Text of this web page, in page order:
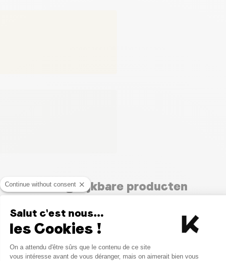
Vergelijkbare producten
Continue without consent
Salut c'est nous...
les Cookies !
Consent Management
On a attendu d'être sûrs que le contenu de ce site
vous intéresse avant de vous déranger, mais on aimerait bien vous
Axeptio consent